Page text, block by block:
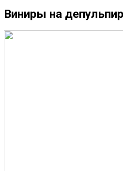
Виниры на